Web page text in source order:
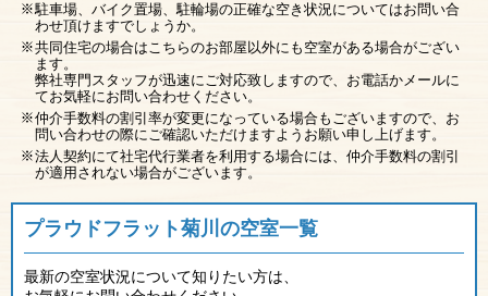
駐車場、バイク置場、駐輪場の正確な空き状況についてはお問い合
わせ頂けますでしょうか。
共同住宅の場合はこちらのお部屋以外にも空室がある場合がござい
ます。
弊社専門スタッフが迅速にご対応致しますので、お電話かメールに
てお気軽にお問い合わせください。
仲介手数料の割引率が変更になっている場合もございますので、お
問い合わせの際にご確認いただけますようお願い申し上げます。
法人契約にて社宅代行業者を利用する場合には、仲介手数料の割引
が適用されない場合がございます。
プラウドフラット菊川の空室一覧
最新の空室状況について知りたい方は、